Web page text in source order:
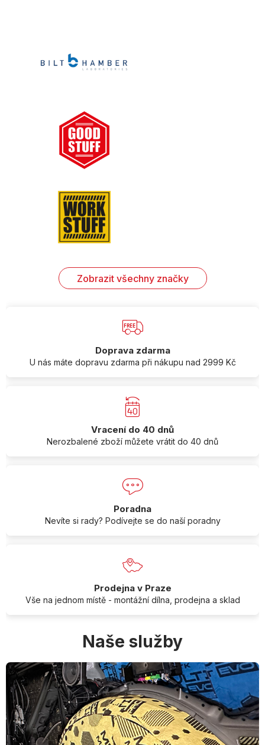
Zobrazit všechny značky
Doprava zdarma
U nás máte dopravu zdarma při nákupu nad 2999 Kč
Vracení do 40 dnů
Nerozbalené zboží můžete vrátit do 40 dnů
Poradna
Nevíte si rady? Podívejte se do naší poradny
Prodejna v Praze
Vše na jednom místě - montážní dílna, prodejna a sklad
Naše služby